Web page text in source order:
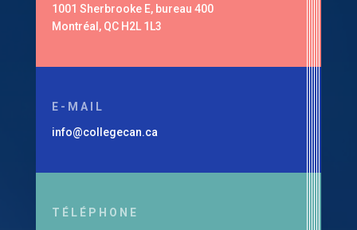
1001 Sherbrooke E, bureau 400
Montréal, QC H2L 1L3
E-MAIL
info@collegecan.ca
TÉLÉPHONE